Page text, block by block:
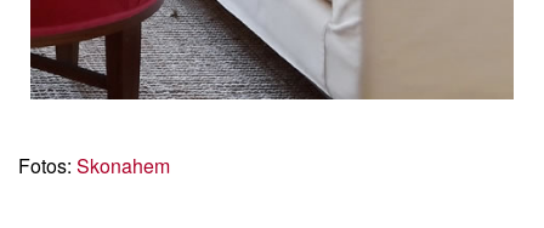
Fotos: Skonahem